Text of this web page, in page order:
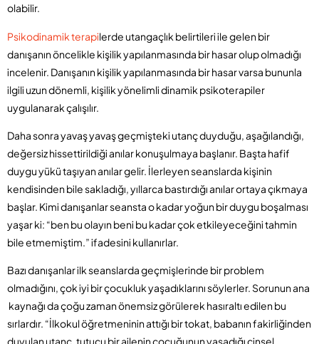
olabilir.
Psikodinamik terapilerde utangaçlık belirtileri ile gelen bir
danışanın öncelikle kişilik yapılanmasında bir hasar olup olmadığı
incelenir. Danışanın kişilik yapılanmasında bir hasar varsa bununla
ilgili uzun dönemli, kişilik yönelimli dinamik psikoterapiler
uygulanarak çalışılır.
Daha sonra yavaş yavaş geçmişteki utanç duyduğu, aşağılandığı,
değersiz hissettirildiği anılar konuşulmaya başlanır. Başta hafif
duygu yükü taşıyan anılar gelir. İlerleyen seanslarda kişinin
kendisinden bile sakladığı, yıllarca bastırdığı anılar ortaya çıkmaya
başlar. Kimi danışanlar seansta o kadar yoğun bir duygu boşalması
yaşar ki: “ben bu olayın beni bu kadar çok etkileyeceğini tahmin
bile etmemiştim.” ifadesini kullanırlar.
Bazı danışanlar ilk seanslarda geçmişlerinde bir problem
olmadığını, çok iyi bir çocukluk yaşadıklarını söylerler. Sorunun ana
kaynağı da çoğu zaman önemsiz görülerek hasıraltı edilen bu
sırlardır. “İlkokul öğretmeninin attığı bir tokat, babanın fakirliğinden